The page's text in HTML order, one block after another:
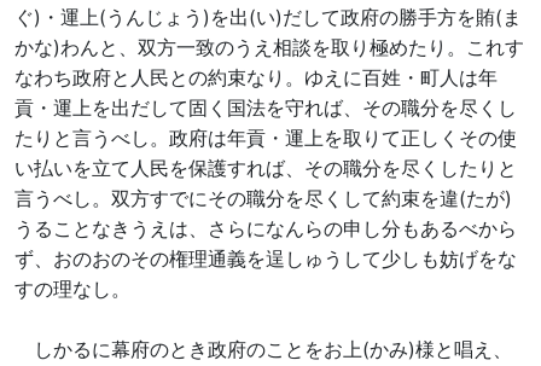
ぐ)・運上(うんじょう)を出(い)だして政府の勝手方を賄(ま
かな)わんと、双方一致のうえ相談を取り極めたり。これす
なわち政府と人民との約束なり。ゆえに百姓・町人は年
貢・運上を出だして固く国法を守れば、その職分を尽くし
たりと言うべし。政府は年貢・運上を取りて正しくその使
い払いを立て人民を保護すれば、その職分を尽くしたりと
言うべし。双方すでにその職分を尽くして約束を違(たが)
うることなきうえは、さらになんらの申し分もあるべから
ず、おのおのその権理通義を逞しゅうして少しも妨げをな
すの理なし。
しかるに幕府のとき政府のことをお上(かみ)様と唱え、